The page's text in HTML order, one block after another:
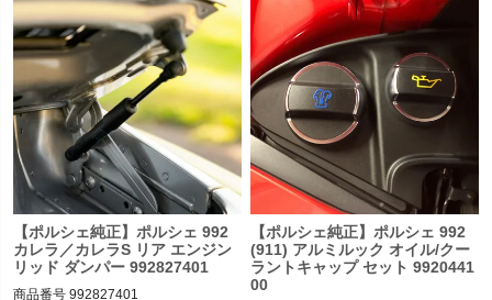
【ポルシェ純正】ポルシェ 992
カレラ／カレラS リア エンジン
リッド ダンパー 992827401
商品番号 992827401
【ポルシェ純正】ポルシェ 992
(911) アルミルック オイル/クー
ラントキャップ セット 9920441
00